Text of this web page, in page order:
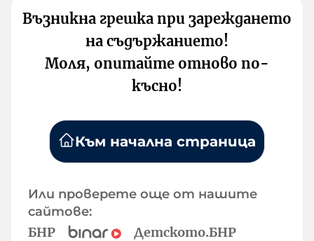
Възникна грешка при зареждането
на съдържанието!
Моля, опитайте отново по-
късно!
Към начална страница
Или проверете още от нашите
сайтове:
БНР
Детското.БНР